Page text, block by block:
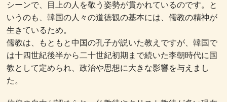
シーンで、目上の人を敬う姿勢が貫かれているのです。と
いうのも、韓国の人々の道徳観の基本には、儒教の精神が
生きているため。
儒教は、もともと中国の孔子が説いた教えですが、韓国で
は十四世紀後半から二十世紀初期まで続いた李朝時代に国
教として定められ、政治や思想に大きな影響を与えまし
た。